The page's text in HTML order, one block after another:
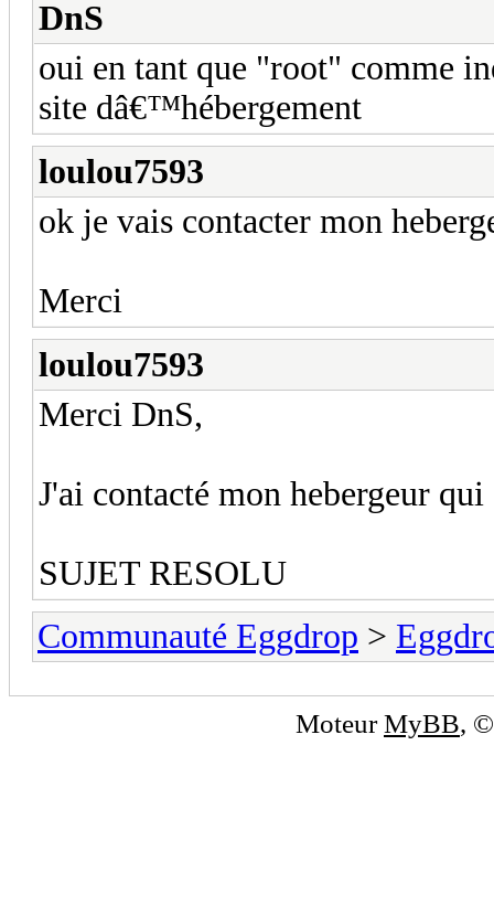
DnS
oui en tant que "root" comme
site dâ€™hébergement
loulou7593
ok je vais contacter mon
Merci
loulou7593
Merci DnS,
J'ai contacté mon hebergeur
SUJET RESOLU
Communauté Eggdrop >
MoteurMyBB,